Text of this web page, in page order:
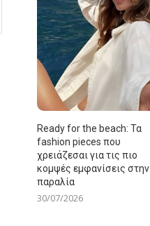
Ready for the beach: Τα
fashion pieces που
χρειάζεσαι για τις πιο
κομψές εμφανίσεις στην
παραλία
30/07/2026